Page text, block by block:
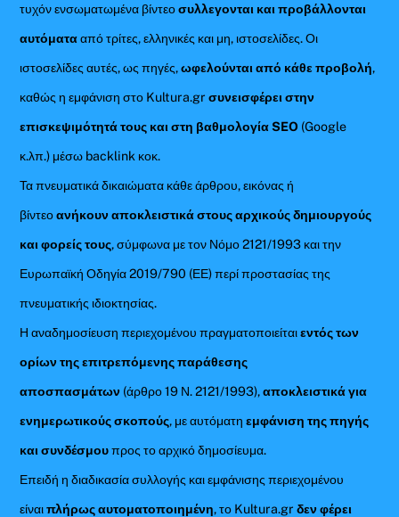
τυχόν ενσωματωμένα βίντεοσυλλεγονται και προβάλλονται
αυτόματααπό τρίτες, ελληνικές και μη, ιστοσελίδες. Οι
ιστοσελίδες αυτές, ως πηγές,ωφελούνται από κάθε προβολή,
καθώς η εμφάνιση στο Kultura.gr συνεισφέρει στην
επισκεψιμότητά τους και στη βαθμολογία SEO (Google
κ.λπ.) μέσω backlink κοκ.
Τα πνευματικά δικαιώματα κάθε άρθρου, εικόνας ή
βίντεοανήκουν αποκλειστικά στους αρχικούς δημιουργούς
και φορείς τους, σύμφωνα με τον Νόμο 2121/1993 και την
Ευρωπαϊκή Οδηγία 2019/790 (ΕΕ) περί προστασίας της
πνευματικής ιδιοκτησίας.
Η αναδημοσίευση περιεχομένου πραγματοποιείταιεντός των
ορίων της επιτρεπόμενης παράθεσης
αποσπασμάτων (άρθρο 19 Ν. 2121/1993),αποκλειστικά για
ενημερωτικούς σκοπούς, με αυτόματηεμφάνιση της πηγής
και συνδέσμουπρος το αρχικό δημοσίευμα.
Επειδή η διαδικασία συλλογής και εμφάνισης περιεχομένου
είναιπλήρως αυτοματοποιημένη, το Kultura.grδεν φέρει